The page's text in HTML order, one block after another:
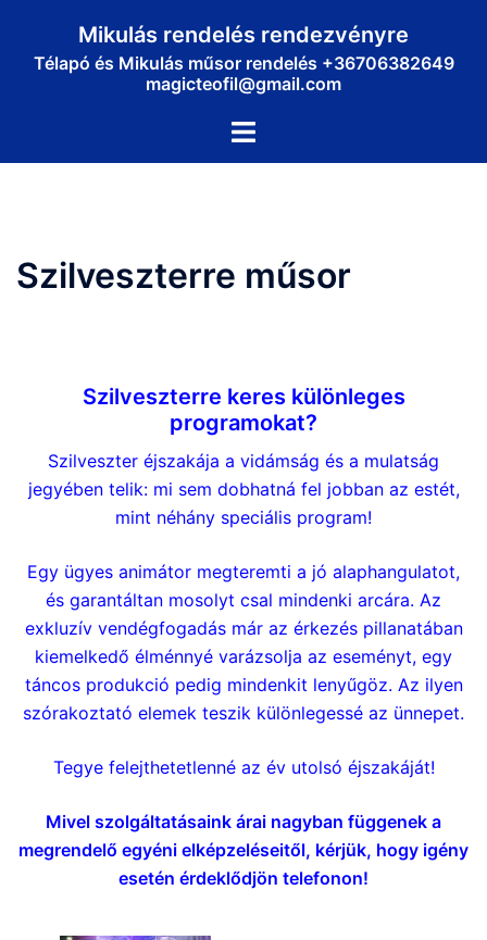
content
Mikulás rendelés rendezvényre
Télapó és Mikulás műsor rendelés +36706382649
magicteofil@gmail.com
Toggle
Szilveszterre műsor
Szilveszterre keres különleges
programokat?
Szilveszter éjszakája a vidámság és a mulatság
jegyében telik: mi sem dobhatná fel jobban az estét,
mint néhány speciális program!
Egy ügyes animátor megteremti a jó alaphangulatot,
és garantáltan mosolyt csal mindenki arcára. Az
exkluzív vendégfogadás már az érkezés pillanatában
kiemelkedő élménnyé varázsolja az eseményt, egy
táncos produkció pedig mindenkit lenyűgöz. Az ilyen
szórakoztató elemek teszik különlegessé az ünnepet.
Tegye felejthetetlenné az év utolsó éjszakáját!
Mivel szolgáltatásaink árai nagyban függenek a
megrendelő egyéni elképzeléseitől, kérjük, hogy igény
esetén érdeklődjön telefonon!